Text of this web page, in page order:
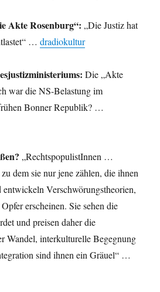
Akte Rosenburg“: „Die Justiz hat
…dradiokultur
Die „Akte
war die NS-Belastung im
Bonner Republik? …
„RechtspopulistInnen …
dem sie nur jene zählen, die ihnen
entwickeln Verschwörungstheorien,
erscheinen. Sie sehen die
und preisen daher die
Wandel, interkulturelle Begegnung
sind ihnen ein Gräuel“ …